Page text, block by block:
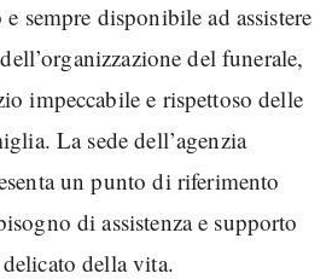
sempre disponibile ad assistere
del funerale,
impeccabile e rispettoso delle
La sede dell’agenzia
un punto di riferimento
di assistenza e supporto
della vita.